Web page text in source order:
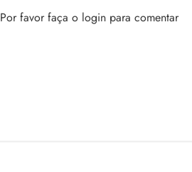
Por favor faça o login para comentar